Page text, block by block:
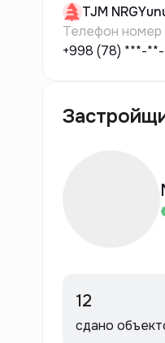
TJM
Телефон номер
+998 (78) ***-
12
сдано